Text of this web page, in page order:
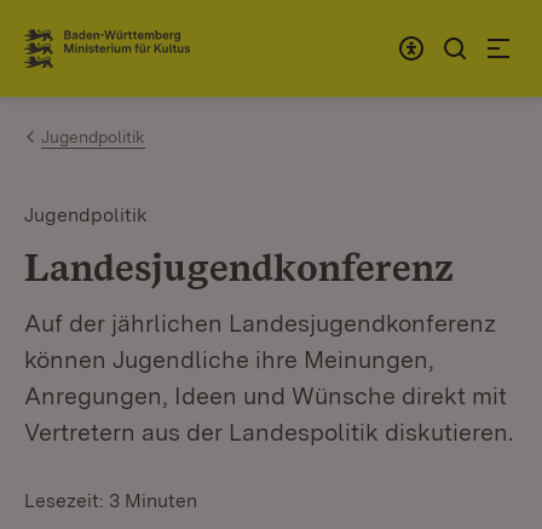
Zum Inhalt springen
Link zur Startseite
Jugendpolitik
Jugendpolitik
Landesjugendkonferenz
Auf der jährlichen Landesjugendkonferenz
können Jugendliche ihre Meinungen,
Anregungen, Ideen und Wünsche direkt mit
Vertretern aus der Landespolitik diskutieren.
Lesezeit: 3 Minuten